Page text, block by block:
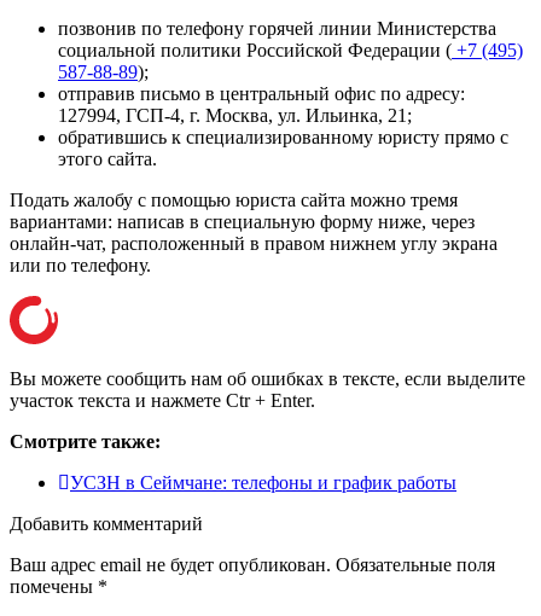
позвонив по телефону горячей линии Министерства
социальной политики Российской Федерации ( +7 (495)
587-88-89);
отправив письмо в центральный офис по адресу:
127994, ГСП-4, г. Москва, ул. Ильинка, 21 ;
обратившись к специализированному юристу прямо с
этого сайта.
Подать жалобу с помощью юриста сайта можно тремя
вариантами: написав в специальную форму ниже, через
онлайн-чат, расположенный в правом нижнем углу экрана
или по телефону.
Вы можете сообщить нам об ошибках в тексте, если выделите
участок текста и нажмете Ctr + Enter.
Смотрите также:
УСЗН в Сеймчане: телефоны и график работы
Добавить комментарий
Ваш адрес email не будет опубликован. Обязательные поля
помечены *